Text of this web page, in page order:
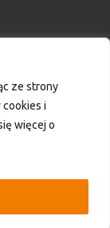
ze strony
i
więcej o
Wszelkie prawa